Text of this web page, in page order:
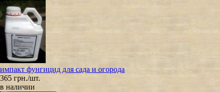
импакт фунгицид для сада и огорода
365 грн./шт.
в наличии